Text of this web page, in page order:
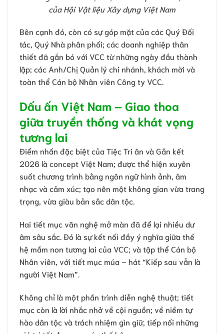
của Hội Vật liệu Xây dựng Việt Nam
Bên cạnh đó, còn có sự góp mặt của các Quý Đối
tác, Quý Nhà phân phối; các doanh nghiệp thân
thiết đã gắn bó với VCC từ những ngày đầu thành
lập; các Anh/Chị Quản lý chi nhánh, khách mời và
toàn thể Cán bộ Nhân viên Công ty VCC.
Dấu ấn Việt Nam – Giao thoa
giữa truyền thống và khát vọng
tương lai
Điểm nhấn đặc biệt của Tiệc Tri ân và Gắn kết
2026 là concept Việt Nam; được thể hiện xuyên
suốt chương trình bằng ngôn ngữ hình ảnh, âm
nhạc và cảm xúc; tạo nên một không gian vừa trang
trọng, vừa giàu bản sắc dân tộc.
Hai tiết mục văn nghệ mở màn đã để lại nhiều dư
âm sâu sắc. Đó là sự kết nối đầy ý nghĩa giữa thế
hệ mầm non tương lai của VCC; và tập thể Cán bộ
Nhân viên, với tiết mục múa – hát “Kiếp sau vẫn là
người Việt Nam”.
Không chỉ là một phần trình diễn nghệ thuật; tiết
mục còn là lời nhắc nhở về cội nguồn; về niềm tự
hào dân tộc và trách nhiệm gìn giữ, tiếp nối những